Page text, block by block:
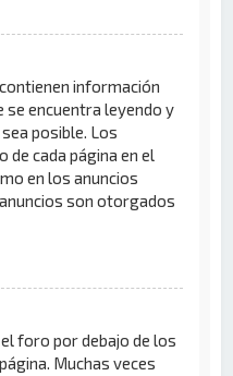
información
encuentra leyendo y
posible. Los
de cada página en el
en los anuncios
son otorgados
foro por debajo de los
Muchas veces